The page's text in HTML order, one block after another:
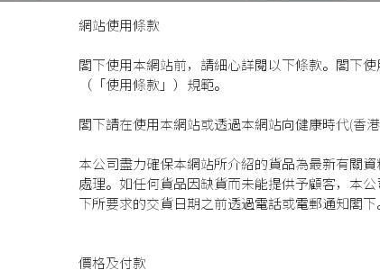
網站使用條款
閣下使用本網站前，請細心詳閱以下條款。閣下
（「使用條款」）規範。
閣下請在使用本網站或透過本網站向健康時代(香
本公司盡力確保本網站所介紹的貨品為最新有關
處理。如任何貨品因缺貨而未能提供予顧客，本
下所要求的交貨日期之前透過電話或電郵通知閣下
價格及付款